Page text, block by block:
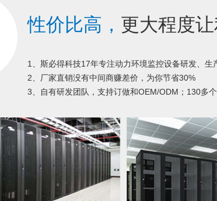
性价比高， 更大程度
1、斯必得科技17年专注动力环境监控设备研发、生
2、厂家直销没有中间商赚差价，为你节省30%
3、自有研发团队，支持订做和OEM/ODM；130多